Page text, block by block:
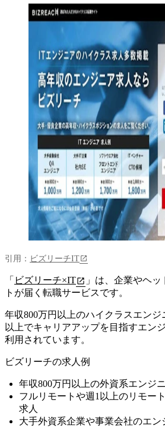
引用： ビズリーチIT
「 ビズリーチ×IT
」は、企業やヘ
トが届く転職サービスです。
年収800万円以上のハイクラスエンジ
以上でキャリアアップを目指すエン
利用されています。
ビズリーチの求人例
年収800万円以上の外資系エンジ
フルリモートや週1以上のリモー
求人
大手外資系企業や事業会社のエン